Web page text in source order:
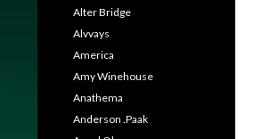
Alter Bridge
Alvvays
America
Amy Winehouse
Anathema
Anderson .Paak